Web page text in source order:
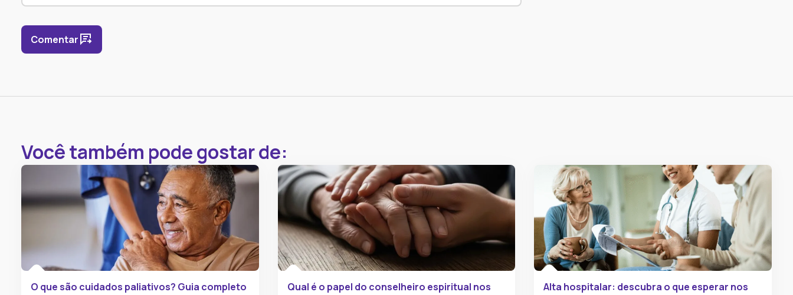
Comentar
Você também pode gostar de:
O que são cuidados paliativos? Guia completo
Qual é o papel do conselheiro espiritual​ nos
Alta hospitalar: descubra o que esperar nos